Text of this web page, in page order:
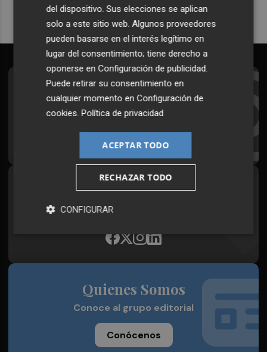
Suscríbete al Boletín
Todos los días a primera hora en tu email
Síguenos en redes
Plaza Podcast, desde cualquier medio
Quienes Somos
Conoce al grupo editorial
Conócenos
del dispositivo. Sus elecciones se aplican
solo a este sitio web. Algunos proveedores
pueden basarse en el interés legítimo en
lugar del consentimiento; tiene derecho a
oponerse enConfiguración de publicidad.
Puede retirar su consentimiento en
cualquier momento enConfiguración de
cookies.Política de privacidad
ACEPTAR TODO
RECHAZAR TODO
CONFIGURAR